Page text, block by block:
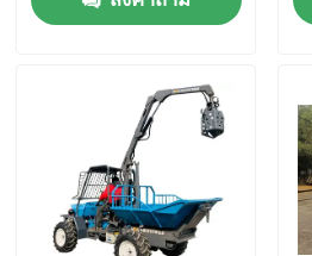
เกี่ยวกับเรา
ทัวร์โรงงาน